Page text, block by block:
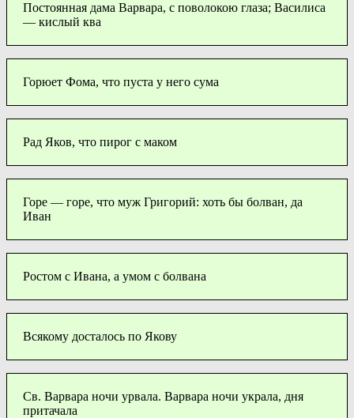
Постоянная дама Варвара, с поволокою глаза; Василиса
— кислый ква
Горюет Фома, что пуста у него сума
Рад Яков, что пирог с маком
Горе — горе, что муж Григорий: хоть бы болван, да
Иван
Ростом с Ивана, а умом с болвана
Всякому досталось по Якову
Св. Варвара ночи урвала. Варвара ночи украла, дня
притачала